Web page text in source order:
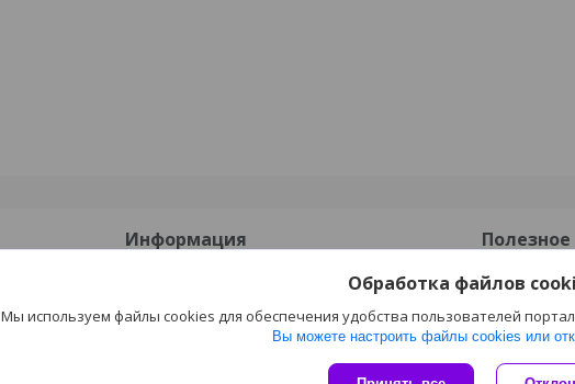
Информация
Доставка и оплата
Полезное
Каталог
Отзывы
Обработка файлов
Мы используем файлы cookies для обеспечения удобства пользователей
Вы можете настроить файлы cookies или